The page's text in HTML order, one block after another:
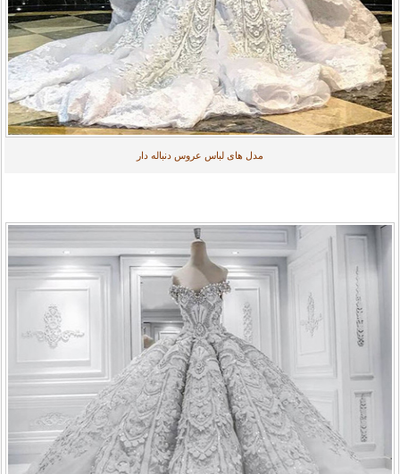
مدل های لباس عروس دنباله دار